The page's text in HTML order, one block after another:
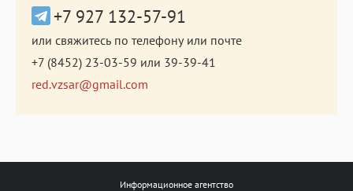
+7 927 132-57-91
или свяжитесь по телефону или почте
+7 (8452) 23-03-59 или 39-39-41
red.vzsar@gmail.com
Информационное агентство